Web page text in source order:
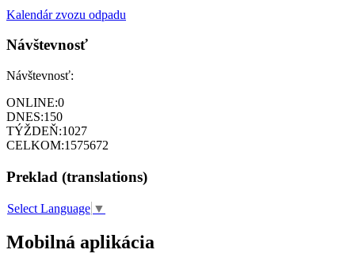
Kalendár zvozu odpadu
Návštevnosť
Návštevnosť:
ONLINE:0
DNES:150
TÝŽDEŇ:1027
CELKOM:1575672
Preklad (translations)
Select Language ▼
Mobilná aplikácia